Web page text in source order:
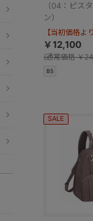
（04：ピス
ン）
B5
【当初価格よ
￥12,100
(通常価格￥
SALE